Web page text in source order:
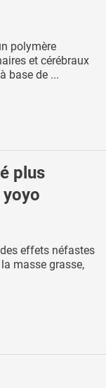
polymère
et cérébraux
base de ...
plus
effets néfastes
masse grasse,